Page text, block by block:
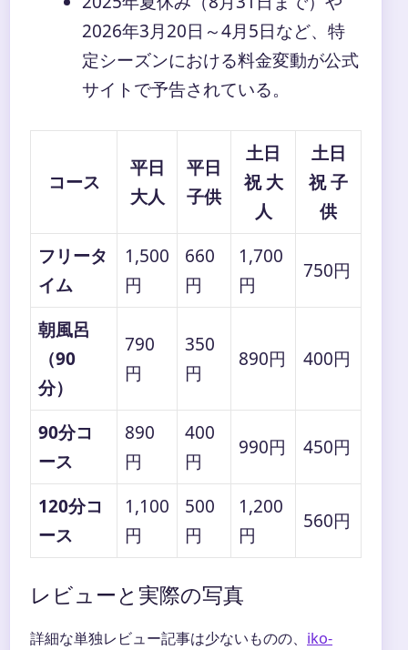
2026年3月20日～4月5日など、特
定シーズンにおける料金変動が公式
サイトで予告されている。
コース
平日
大人
平日
子供
土日
祝 大
人
土日
祝 子
供
フリータ
イム
1,500
円
660
円
1,700
円
750円
朝風呂
（90
分）
790
円
350
円
890円 400円
90分コ
ース
890
円
400
円
990円 450円
120分コ
ース
1,100
円
500
円
1,200
円
560円
レビューと実際の写真
詳細な単独レビュー記事は少ないものの、 iko-